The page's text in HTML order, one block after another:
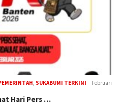
, SUKABUMI TERKINI
Februari
Hari Pers …